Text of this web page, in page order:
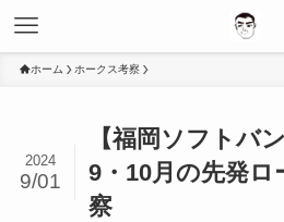
ホーム ホークス考察
【福岡ソフトバ
9・10月の先発
察
2024
9/01